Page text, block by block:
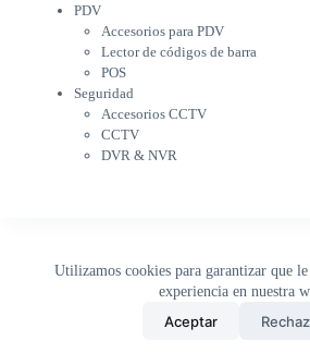
Utilizamos cookies para garantizar que
experiencia en nuestra
Aceptar
POS
Seguridad
Accesorios CCTV
CCTV
DVR & NVR
Sin categorizar
PDV
Accesorios para PDV
Lector de códigos de barra
POS
Seguridad
Accesorios CCTV
CCTV
DVR & NVR